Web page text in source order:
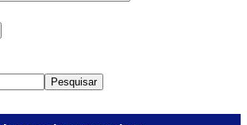
Pesquisar